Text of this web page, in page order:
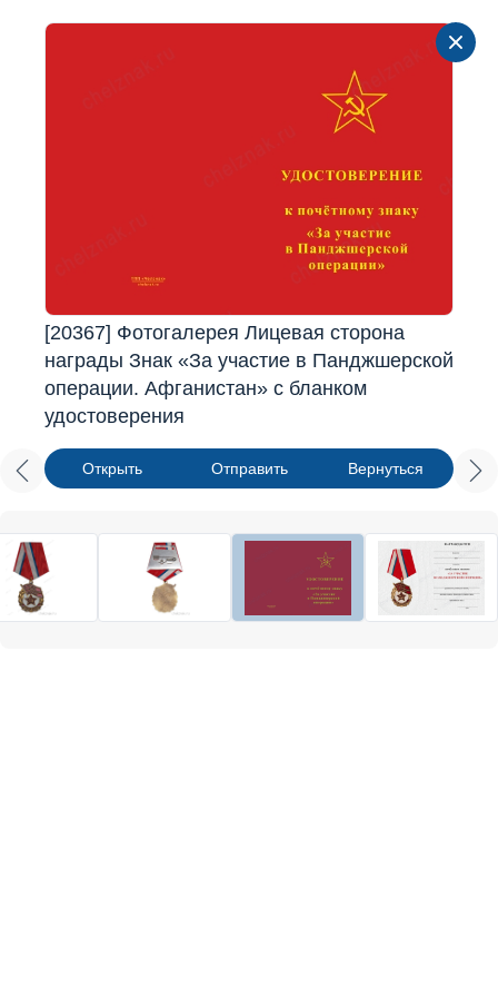
[20367] Фотогалерея Лицевая сторона
награды Знак «За участие в Панджшерской
операции. Афганистан» с бланком
удостоверения
Открыть Отправить Вернуться